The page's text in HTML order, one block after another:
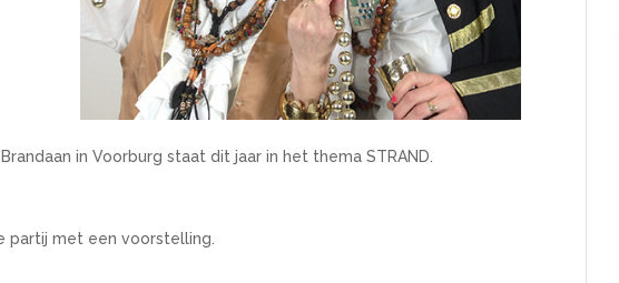
in Voorburg staat dit jaar in het thema STRAND.
partij met een voorstelling.